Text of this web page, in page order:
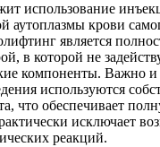
использование
аутоплазмы крови
является
в которой не
компоненты. Важно и
используются
что обеспечивает
исключает
реакций.